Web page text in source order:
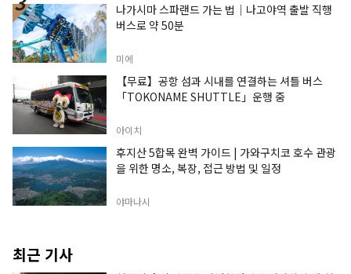
나가시마 스파랜드 가는 법｜나고야역 출발 직행
버스로 약 50분
미에
【무료】공항 섬과 시내를 연결하는 셔틀 버스
「TOKONAME SHUTTLE」운행 중
아이치
후지산 5합목 완벽 가이드 | 가와구치코 호수 관광
을 위한 명소, 복장, 접근 방법 및 일정
야마나시
최근 기사